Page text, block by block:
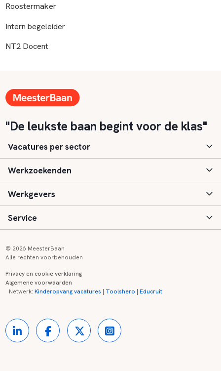
Roostermaker
Intern begeleider
NT2 Docent
"De leukste baan begint voor de klas"
Vacatures per sector
Basisonderwijs
Speciaal (basis) onderwijs
Voortgezet onderwijs
Kinderopvang
Werkzoekenden
Aanmelden
Vacatures
Zij-instroom informatie
Onderwijsregio's
Werkgevers
Inloggen
Registreren
Contact
Service
Onderwijs links
Partners
© 2026 MeesterBaan
Alle rechten voorbehouden
Privacy en cookie verklaring
Algemene voorwaarden
Netwerk:Kinderopvang vacatures | Toolshero |Educruit